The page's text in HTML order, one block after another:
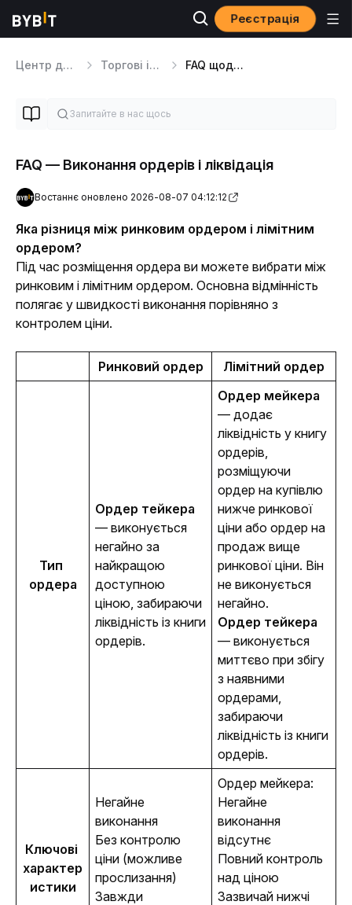
Реєстрація
Центр допомоги Торгові інструменти FAQ щодо торгівлі
FAQ — Виконання ордерів і ліквідація
Востаннє оновлено 2026-08-07 04:12:12
Яка різниця між ринковим ордером і лімітним
ордером?
Під час розміщення ордера ви можете вибрати між
ринковим і лімітним ордером. Основна відмінність
полягає у швидкості виконання порівняно з
контролем ціни.
Ринковий ордер Лімітний ордер
Тип
ордера
Ордер тейкера
— виконується
негайно за
найкращою
доступною
ціною, забираючи
ліквідність із книги
ордерів.
— додає
ліквідність у книгу
ордерів,
розміщуючи
ордер на купівлю
нижче ринкової
ціни або ордер на
продаж вище
ринкової ціни. Він
не виконується
негайно.
— виконується
миттєво при збігу
з наявними
ордерами,
забираючи
ліквідність із книги
ордерів.
Ключові
характер
истики
Негайне
виконання
Без контролю
ціни (можливе
прослизання)
Завжди
Ордер мейкера:
Негайне
виконання
відсутнє
Повний контроль
над ціною
Зазвичай нижчі